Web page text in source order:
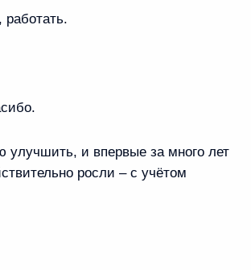
Официальные
улучшить, и впервые за много лет
росли – с учётом